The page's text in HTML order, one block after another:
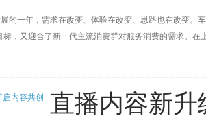
的一年，需求在改变、体验在改变、思路也在改变。
标，又迎合了新一代主流消费群对服务消费的需求。
直播内容新